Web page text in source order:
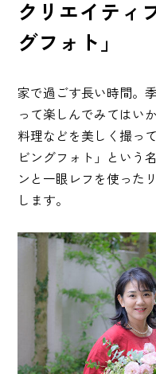
クリエイティ
グフォト」
家で過ごす長い時間。
って楽しんでみてはい
料理などを美しく撮っ
ビングフォト」という
ンと一眼レフを使った
します。